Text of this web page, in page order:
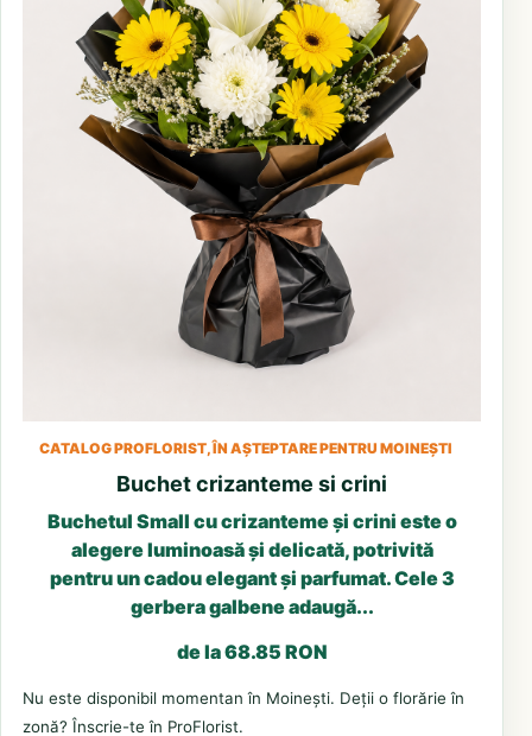
CATALOG PROFLORIST, ÎN AȘTEPTARE PENTRU MOINEȘTI
Buchet crizanteme si crini
Buchetul Small cu crizanteme și crini este o
alegere luminoasă și delicată, potrivită
pentru un cadou elegant și parfumat. Cele 3
gerbera galbene adaugă...
de la 68.85 RON
Nu este disponibil momentan în Moinești. Deții o florărie în
zonă? Înscrie-te în ProFlorist.